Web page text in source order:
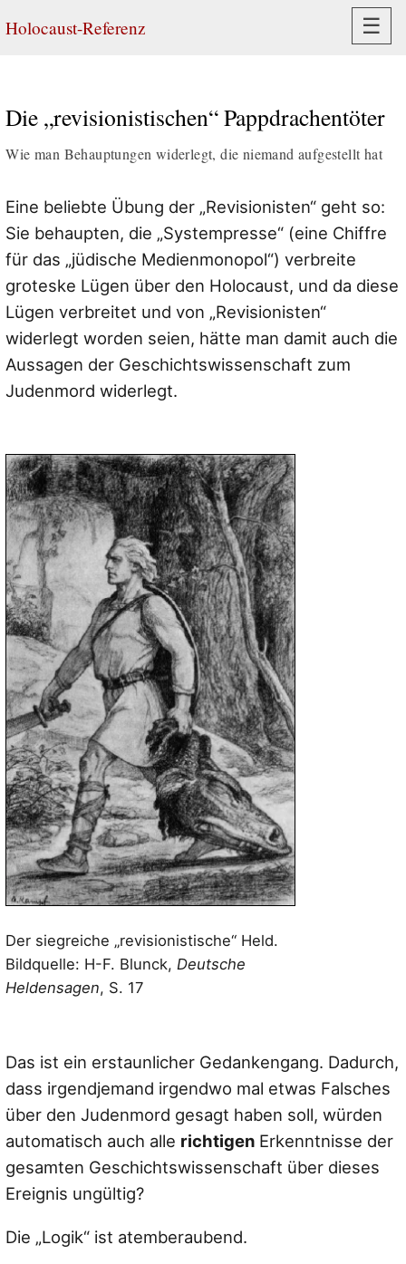
Holocaust-Referenz ☰
Die „revisionistischen“ Pappdrachentöter
Wie man Behauptungen widerlegt, die niemand aufgestellt hat
Eine beliebte Übung der „Revisionisten“ geht so:
Sie behaupten, die „Systempresse“ (eine Chiffre
für das „jüdische Medienmonopol“) verbreite
groteske Lügen über den Holocaust, und da diese
Lügen verbreitet und von „Revisionisten“
widerlegt worden seien, hätte man damit auch die
Aussagen der Geschichtswissenschaft zum
Judenmord widerlegt.
Der siegreiche „revisionistische“ Held.
Bildquelle: H-F. Blunck, Deutsche
Heldensagen, S. 17
Das ist ein erstaunlicher Gedankengang. Dadurch,
dass irgendjemand irgendwo mal etwas Falsches
über den Judenmord gesagt haben soll, würden
automatisch auch alle richtigen Erkenntnisse der
gesamten Geschichtswissenschaft über dieses
Ereignis ungültig?
Die „Logik“ ist atemberaubend.